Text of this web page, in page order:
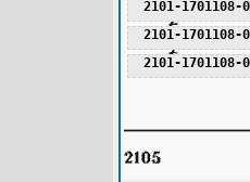
2101-1701108-
2101-1701108-
2101-1701108-